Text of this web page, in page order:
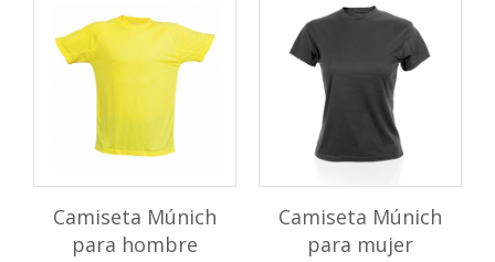
Camiseta Múnich
para hombre
Camiseta Múnich
para mujer